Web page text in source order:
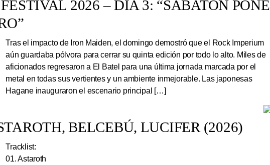
2026 – DIA 3: “SABATON PONE
Tras el impacto de Iron Maiden, el domingo demostró que el Rock Imperium
aún guardaba pólvora para cerrar su quinta edición por todo lo alto. Miles de
aficionados regresaron a El Batel para una última jornada marcada por el
metal en todas sus vertientes y un ambiente inmejorable. Las japonesas
Hagane inauguraron el escenario principal […]
BELCEBÚ, LUCIFER (2026)
Tracklist:
01. Astaroth